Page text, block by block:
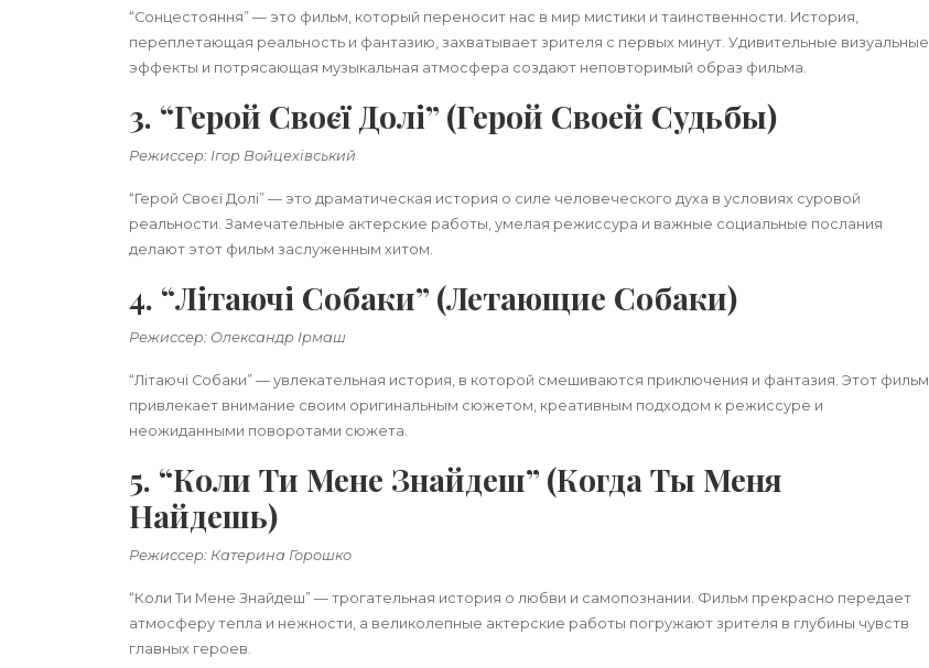
“Сонцестояння” — это фильм, который переносит нас в мир мистики и таинственности. История,
переплетающая реальность и фантазию, захватывает зрителя с первых минут. Удивительные визуальные
эффекты и потрясающая музыкальная атмосфера создают неповторимый образ фильма.
3. “Герой Своєї Долі” (Герой Своей Судьбы)
Режиссер: Ігор Войцехівський
“Герой Своєї Долі” — это драматическая история о силе человеческого духа в условиях суровой
реальности. Замечательные актерские работы, умелая режиссура и важные социальные послания
делают этот фильм заслуженным хитом.
4. “Літаючі Собаки” (Летающие Собаки)
Режиссер: Олександр Ірмаш
“Літаючі Собаки” — увлекательная история, в которой смешиваются приключения и фантазия. Этот фильм
привлекает внимание своим оригинальным сюжетом, креативным подходом к режиссуре и
неожиданными поворотами сюжета.
5. “Коли Ти Мене Знайдеш” (Когда Ты Меня
Найдешь)
Режиссер: Катерина Горошко
“Коли Ти Мене Знайдеш” — трогательная история о любви и самопознании. Фильм прекрасно передает
атмосферу тепла и нежности, а великолепные актерские работы погружают зрителя в глубины чувств
главных героев.